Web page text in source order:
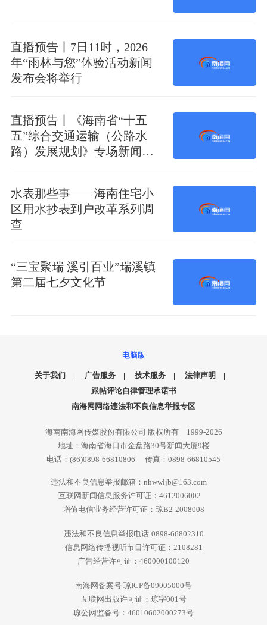
直播预告丨7日11时，2026
年“雨林与您”体验活动新闻
发布会将举行
直播预告丨《海南省“十五
五”综合交通运输（公路水
路）发展规划》专场新闻发
水表那些事——海南住宅小
区用水抄表到户改革系列调
查
“三宝聚瑞 溪引百业”瑞溪镇
第二届七夕文化节
电脑版
关于我们 | 广告服务| 技术服务| 法律声明 |
跟帖评论自律管理承诺书
南海网网络违法和不良信息举报专区
海南南海网传媒股份有限公司 版权所有 1999-2026
地址：海南省海口市金盘路30号新闻大厦9楼
电话：(86)0898-66810806 传真：0898-66810545
违法和不良信息举报邮箱：nhwwljb@163.com
互联网新闻信息服务许可证：4612006002
增值电信业务经营许可证：琼B2-2008008
违法和不良信息举报电话:0898-66802310
信息网络传播视听节目许可证：2108281
广告经营许可证：460000100120
南海网备案号 琼ICP备09005000号
互联网出版许可证：琼字001号
琼公网监备号：46010602000273号